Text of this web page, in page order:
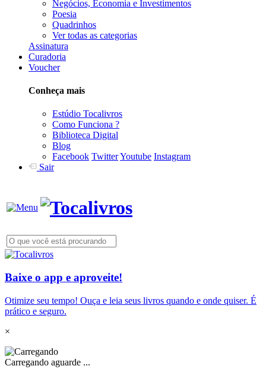
Negócios, Economia e Investimentos
Poesia
Quadrinhos
Ver todas as categorias
Assinatura
Curadoria
Voucher
Conheça mais
Estúdio Tocalivros
Como Funciona ?
Biblioteca Digital
Blog
Facebook TwitterYoutube Instagram
Sair
Baixe o app e aproveite!
Otimize seu tempo! Ouça e leia seus livros quando e onde quiser. É
prático e seguro.
×
Carregando aguarde ...